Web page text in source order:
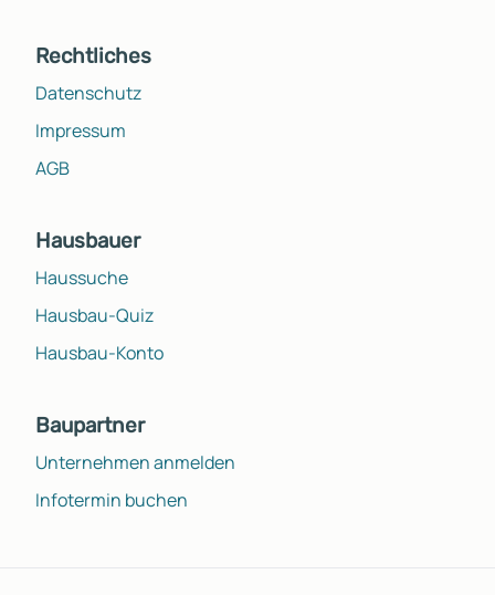
Rechtliches
Datenschutz
Impressum
AGB
Hausbauer
Haussuche
Hausbau-Quiz
Hausbau-Konto
Baupartner
Unternehmen anmelden
Infotermin buchen